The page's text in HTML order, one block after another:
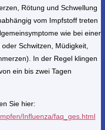
Rötung und Schwellung
vom Impfstoff treten
wie bei einer
Schwitzen, Müdigkeit,
In der Regel klingen
ein bis zwei Tagen
Sie hier:
Influenza/faq_ges.html